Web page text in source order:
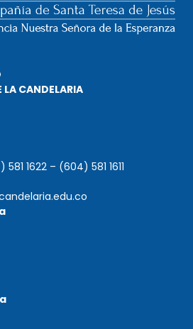
LA CANDELARIA
1622 – (604) 581 1611